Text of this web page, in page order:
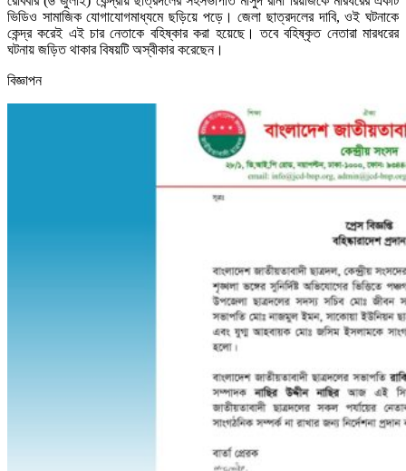
ভিডিও সামাজিক যোগাযোগমাধ্যমে ছড়িয়ে পড়ে। জেলা ছাত্রদলের দাবি, ওই ঘটনাকে
কেন্দ্র করেই এই চার নেতাকে বহিষ্কার করা হয়েছে। তবে বহিষ্কৃত নেতারা মারধরের
ঘটনায় জড়িত থাকার বিষয়টি অস্বীকার করেছেন।
বিজ্ঞাপন